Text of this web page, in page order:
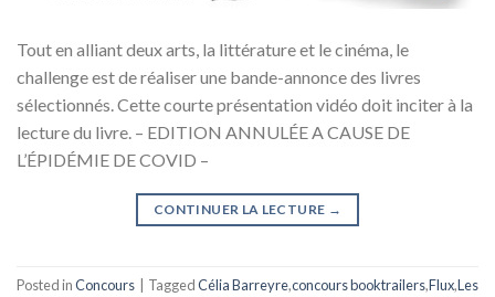
Tout en alliant deux arts, la littérature et le cinéma, le
challenge est de réaliser une bande-annonce des livres
sélectionnés. Cette courte présentation vidéo doit inciter à la
lecture du livre. – EDITION ANNULÉE A CAUSE DE
L’ÉPIDÉMIE DE COVID –
CONTINUER LA LECTURE →
Posted inConcours TaggedCélia Barreyre,concours booktrailers,Flux,Les